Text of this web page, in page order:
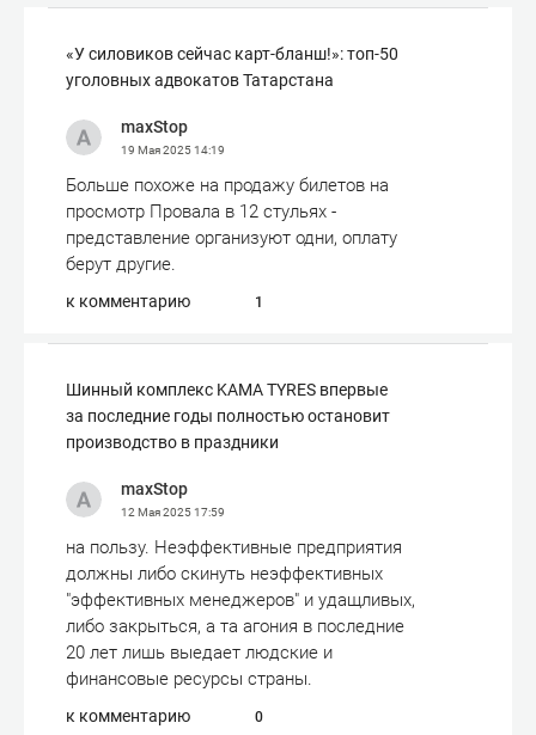
«У силовиков сейчас карт-бланш!»: топ-50
уголовных адвокатов Татарстана
maxStop
19 Мая 202514:19
Больше похоже на продажу билетов на
просмотр Провала в 12 стульях -
представление организуют одни, оплату
берут другие.
к комментарию 1
Шинный комплекс KAMA TYRES впервые
за последние годы полностью остановит
производство в праздники
maxStop
12 Мая 202517:59
на пользу. Неэффективные предприятия
должны либо скинуть неэффективных
"эффективных менеджеров" и удащливых,
либо закрыться, а та агония в последние
20 лет лишь выедает людские и
финансовые ресурсы страны.
к комментарию 0